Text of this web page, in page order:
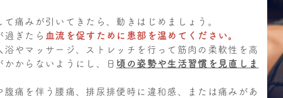
痛みが引いてきたら、動きはじめましょう。
過ぎたら 血流を促すために患部を温めてください。
浴やマッサージ、ストレッチを行って筋肉の柔軟性を高
かからないようにし、日 頃の姿勢や生活習慣を見直しま
腹痛を伴う腰痛、排尿排便時に違和感、または痛みがあ